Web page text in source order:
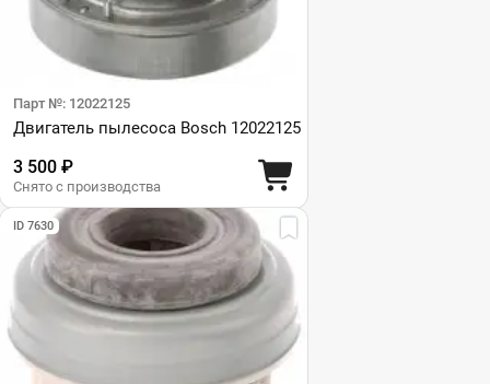
Парт №: 12022125
Двигатель пылесоса Bosch 12022125
3 500 ₽
Снято с производства
ID 7630